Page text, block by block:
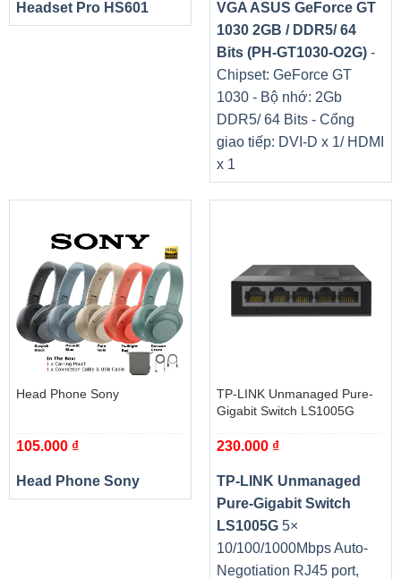
Kết nối đồng bộ
Dễ dàng hợp nhất các thiết bị di động với laptop nhờ ứng
dụngDell Mobile Connect
với giao diện mới, cùng các tính
Truyền tải hình ảnh, video, nhạc và tài liệu giữa máy tính
và điện thoại mà không cần lưu trữ đám mây phức tạp.
Phản chiếu màn hình điện thoại Android và iOS lên Dell
Headset Pro HS601
VGA ASUS GeForce GT
1030 2GB / DDR5/ 64
Bits (PH-GT1030-O2G)-
Chipset: GeForce GT
1030 - Bộ nhớ: 2Gb
DDR5/ 64 Bits - Cổng
giao tiếp: DVI-D x 1/ HDMI
x 1
Head Phone Sony
105.000 ₫
Head Phone Sony
TP-LINK Unmanaged Pure-
Gigabit Switch LS1005G
230.000 ₫
TP-LINK Unmanaged
Pure-Gigabit Switch
LS1005G5×
10/100/1000Mbps Auto-
Negotiation RJ45 port,